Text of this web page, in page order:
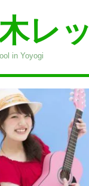
レ
in Yoyogi